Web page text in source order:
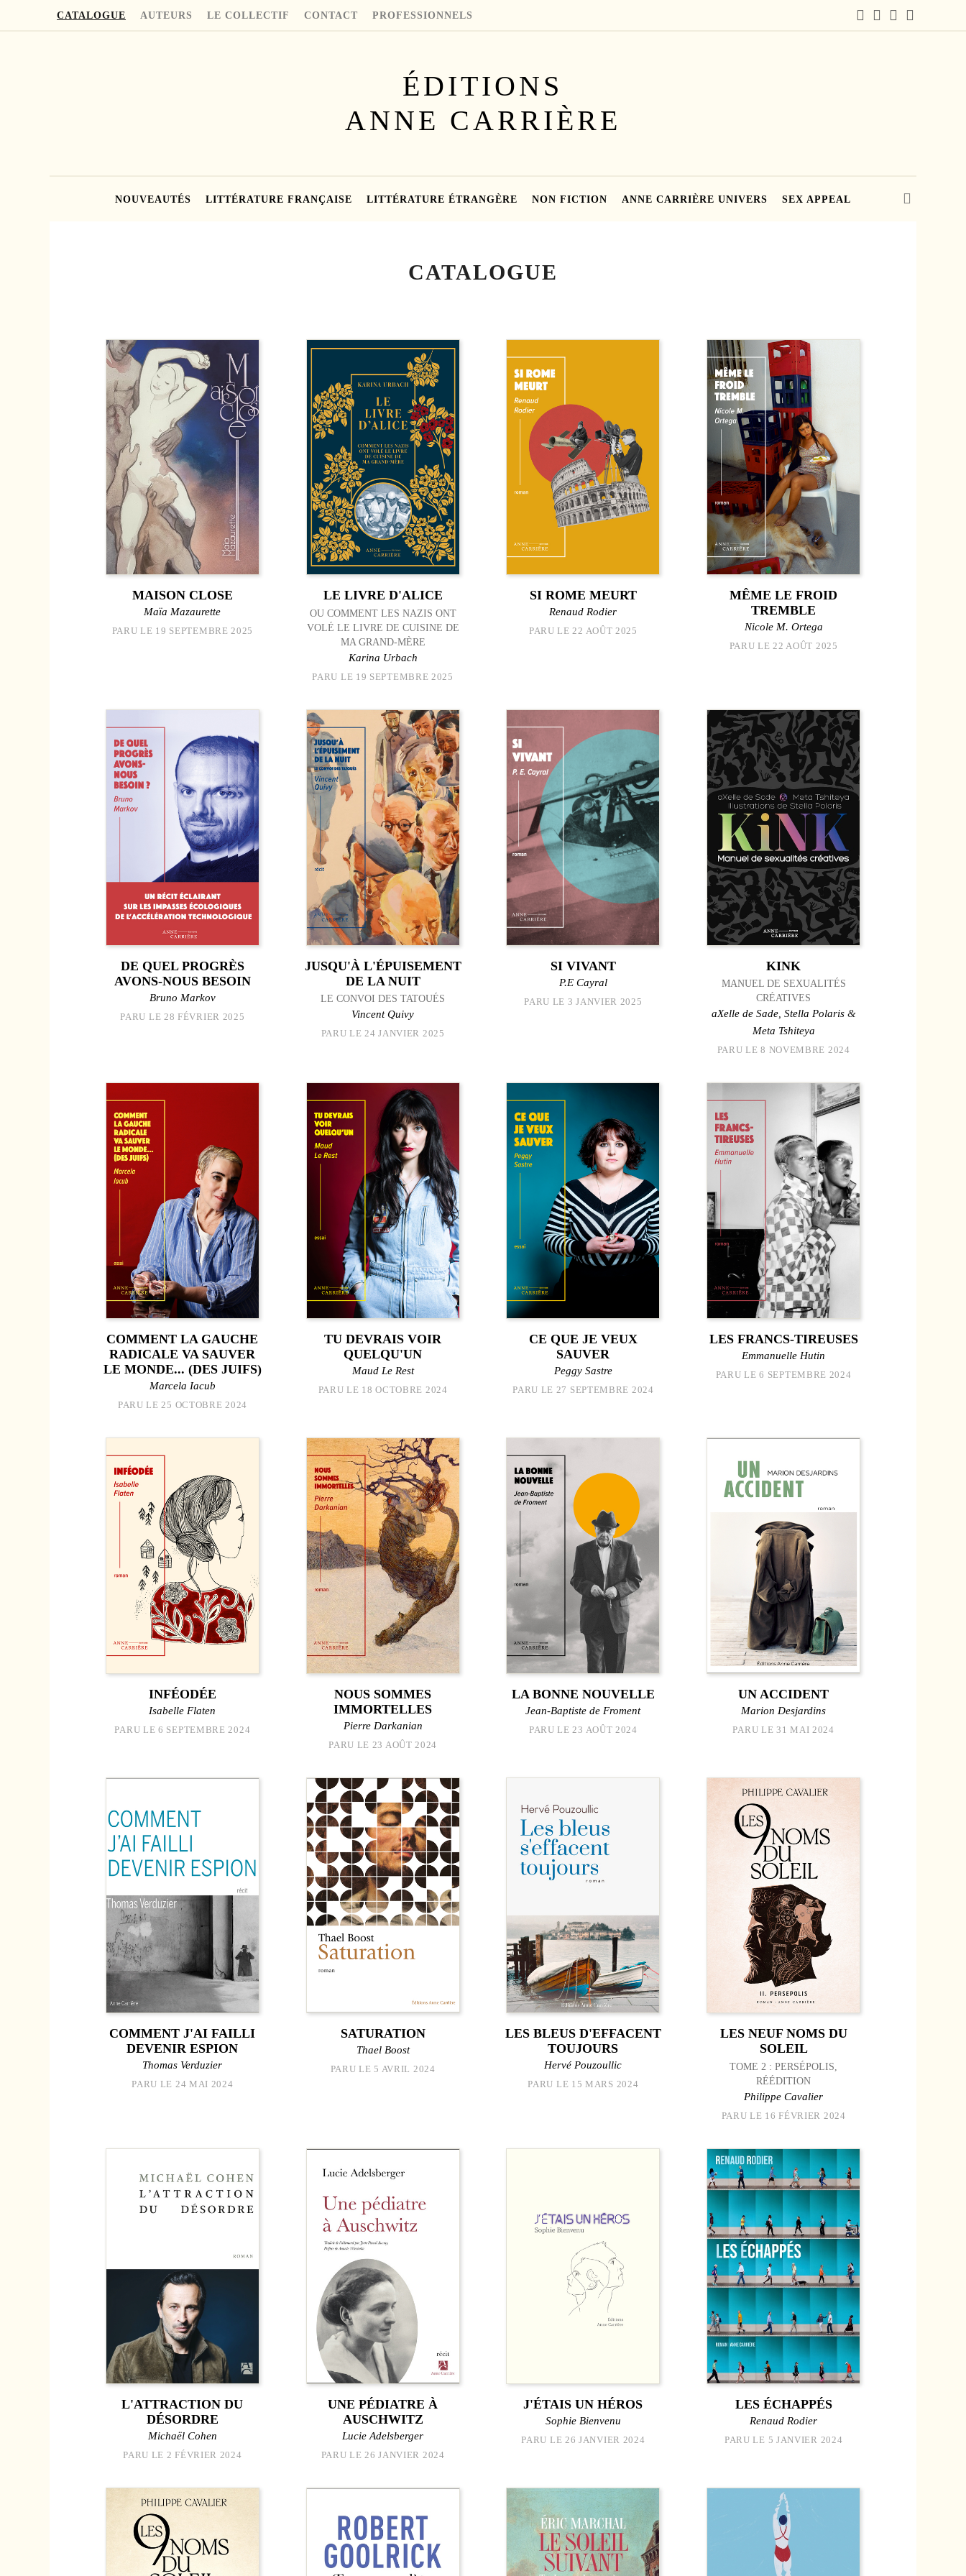
CATALOGUE AUTEURS LE COLLECTIF CONTACT PROFESSIONNELS
ÉDITIONS
ANNE CARRIÈRE
NOUVEAUTÉS LITTÉRATURE FRANÇAISE LITTÉRATURE ÉTRANGÈRE NON FICTION ANNE CARRIÈRE UNIVERS SEX APPEAL
CATALOGUE
MAISON CLOSE
Maïa Mazaurette
PARU LE 19 SEPTEMBRE 2025
LE LIVRE D'ALICE
OU COMMENT LES NAZIS ONT
VOLÉ LE LIVRE DE CUISINE DE
MA GRAND-MÈRE
Karina Urbach
PARU LE 19 SEPTEMBRE 2025
SI ROME MEURT
Renaud Rodier
PARU LE 22 AOÛT 2025
MÊME LE FROID
TREMBLE
Nicole M. Ortega
PARU LE 22 AOÛT 2025
DE QUEL PROGRÈS
AVONS-NOUS BESOIN
Bruno Markov
PARU LE 28 FÉVRIER 2025
JUSQU'À L'ÉPUISEMENT
DE LA NUIT
LE CONVOI DES TATOUÉS
Vincent Quivy
PARU LE 24 JANVIER 2025
SI VIVANT
P.E Cayral
PARU LE 3 JANVIER 2025
KINK
MANUEL DE SEXUALITÉS
CRÉATIVES
aXelle de Sade, Stella Polaris&
Meta Tshiteya
PARU LE 8 NOVEMBRE 2024
COMMENT LA GAUCHE
RADICALE VA SAUVER
LE MONDE... (DES JUIFS)
Marcela Iacub
PARU LE 25 OCTOBRE 2024
TU DEVRAIS VOIR
QUELQU'UN
Maud Le Rest
PARU LE 18 OCTOBRE 2024
CE QUE JE VEUX
SAUVER
Peggy Sastre
PARU LE 27 SEPTEMBRE 2024
LES FRANCS-TIREUSES
Emmanuelle Hutin
PARU LE 6 SEPTEMBRE 2024
INFÉODÉE
Isabelle Flaten
PARU LE 6 SEPTEMBRE 2024
NOUS SOMMES
IMMORTELLES
Pierre Darkanian
PARU LE 23 AOÛT 2024
LA BONNE NOUVELLE
Jean-Baptiste de Froment
PARU LE 23 AOÛT 2024
UN ACCIDENT
Marion Desjardins
PARU LE 31 MAI 2024
COMMENT J'AI FAILLI
DEVENIR ESPION
Thomas Verduzier
PARU LE 24 MAI 2024
SATURATION
Thael Boost
PARU LE 5 AVRIL 2024
LES BLEUS D'EFFACENT
TOUJOURS
Hervé Pouzoullic
PARU LE 15 MARS 2024
LES NEUF NOMS DU
SOLEIL
TOME 2 : PERSÉPOLIS,
RÉÉDITION
Philippe Cavalier
PARU LE 16 FÉVRIER 2024
L'ATTRACTION DU
DÉSORDRE
Michaël Cohen
PARU LE 2 FÉVRIER 2024
UNE PÉDIATRE À
AUSCHWITZ
Lucie Adelsberger
PARU LE 26 JANVIER 2024
J'ÉTAIS UN HÉROS
Sophie Bienvenu
PARU LE 26 JANVIER 2024
LES ÉCHAPPÉS
Renaud Rodier
PARU LE 5 JANVIER 2024